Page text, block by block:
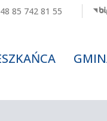
85 742 81 55